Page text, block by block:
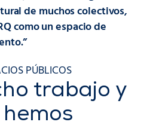
de muchos colectivos,
como un espacio de
PÚBLICOS
trabajo y